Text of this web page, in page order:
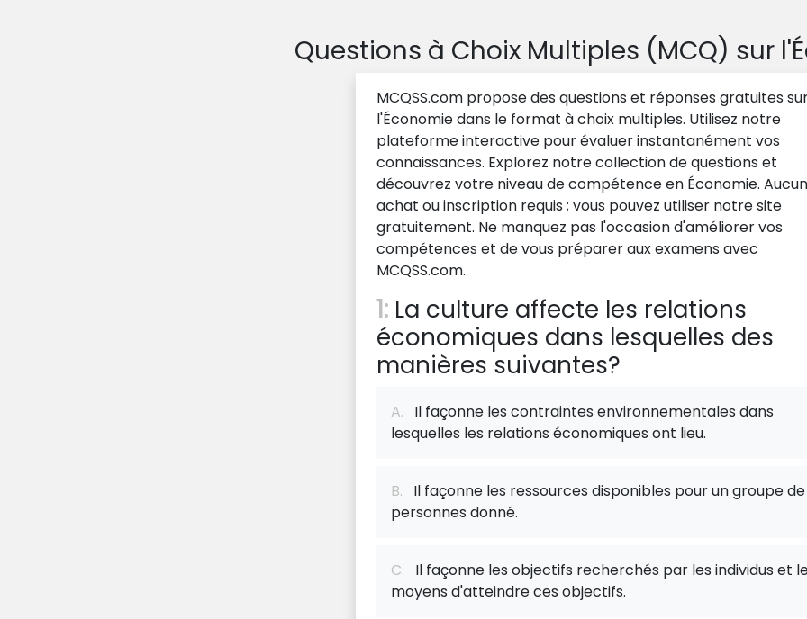
Questions à Choix Multiples (MCQ) sur
MCQSS.com propose des questions et réponses gratuites
l'Économie dans le format à choix multiples. Utilisez notre
plateforme interactive pour évaluer instantanément vos
connaissances. Explorez notre collection de questions et
découvrez votre niveau de compétence en Économie. Aucun
achat ou inscription requis ; vous pouvez utiliser notre site
gratuitement. Ne manquez pas l'occasion d'améliorer vos
compétences et de vous préparer aux examens avec
MCQSS.com.
1: La culture affecte les relations
économiques dans lesquelles des
manières suivantes?
A. Il façonne les contraintes environnementales dans
lesquelles les relations économiques ont lieu.
B. Il façonne les ressources disponibles pour un groupe de
personnes donné.
C. Il façonne les objectifs recherchés par les individus et
moyens d'atteindre ces objectifs.